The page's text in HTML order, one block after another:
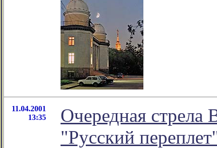
11.04.2001
13:35
Очередная стрела
"Русский